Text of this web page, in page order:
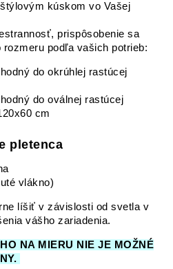
kúskom vo Vašej
prispôsobenie sa
podľa vašich potrieb:
do okrúhlej rastúcej
do oválnej rastúcej
cm
pletenca
vlákno)
líšiť v závislosti od svetla v
vášho zariadenia.
NA MIERU NIE JE MOŽNÉ